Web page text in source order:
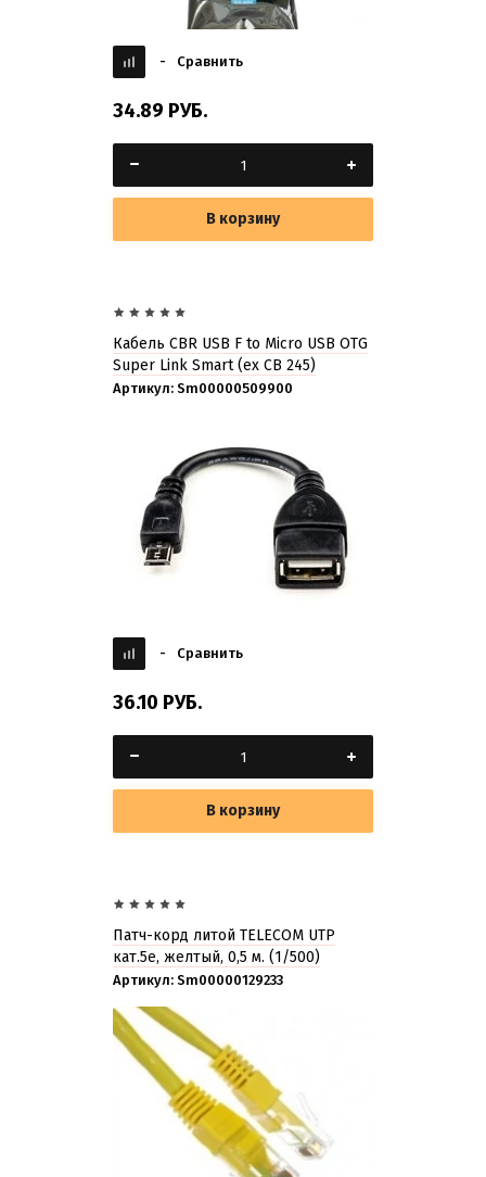
- Сравнить
34.89 РУБ.
В корзину
Кабель CBR USB F to Micro USB OTG
Super Link Smart (ex CB 245)
Артикул: Sm00000509900
- Сравнить
36.10 РУБ.
В корзину
Патч-корд литой TELECOM UTP
кат.5е, желтый, 0,5 м. (1/500)
Артикул: Sm00000129233